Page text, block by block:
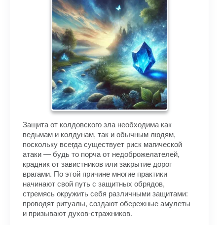
Защита от колдовского зла необходима как
ведьмам и колдунам, так и обычным людям,
поскольку всегда существует риск магической
атаки — будь то порча от недоброжелателей,
крадник от завистников или закрытие дорог
врагами. По этой причине многие практики
начинают свой путь с защитных обрядов,
стремясь окружить себя различными защитами:
проводят ритуалы, создают обережные амулеты
и призывают духов-стражников.